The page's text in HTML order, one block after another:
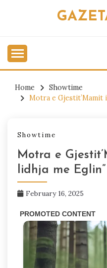
Home
Showtime
Motra e Gjestit’Mamit
Showtime
Motra e
lidhja me Eglin”
February 16, 2025